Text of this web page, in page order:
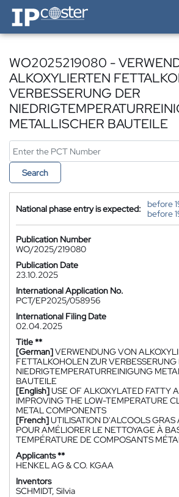
IP-Coster — Home
WO2025219080 -
ALKOXYLIERTEN
VERBESSERUNG DER
METALLISCHER BAUTEILE
Search
National phase entry is expected:
before
before
Publication Number
WO/2025/219080
Publication Date
23.10.2025
International Application No.
PCT/EP2025/058956
International Filing Date
02.04.2025
Title **
[German]VERWENDUNG VON
FETTALKOHOLEN ZUR VERBESSERUNG
NIEDRIGTEMPERATURREINIGUNG
BAUTEILE
[English]USE OF ALKOXYLATED FATTY
IMPROVING THE LOW-TEMPERATURE
METAL COMPONENTS
[French]UTILISATION D'ALCOOLS GRAS
POUR AMÉLIORER LE NETTOYAGE À
TEMPÉRATURE DE COMPOSANTS
Applicants **
HENKEL AG & CO. KGAA
Inventors
SCHMIDT, Silvia